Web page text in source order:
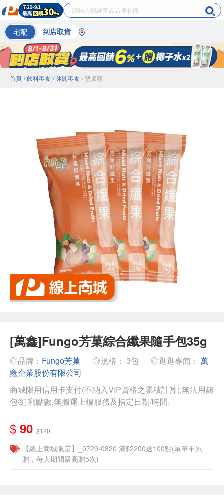
宅配 到店取貨
首頁 / 飲料零食 / 休閒零食 / 堅果類
[萬鑫]Fungo芳菓綜合纖果隨手包35g
◎品牌： Fungo芳菓 ◎規格： 3包 ◎逛逛專館： 萬
鑫企業股份有限公司
商城限用信用卡支付(不納入VIP資格之累積計算),無法用錢
包/紅利點數,無搬運上樓服務及指定日期/時間.
$ 90 $120
【線上商城限定】_0729-0820 滿$2200送100點(單筆不累
贈，每人期間最高贈5次)